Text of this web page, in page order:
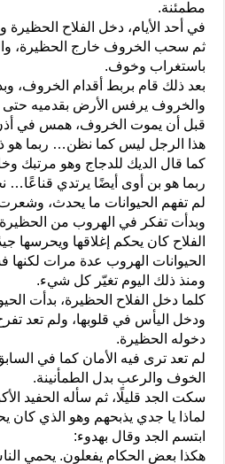
مطمئنة.
في أحد الأيام، دخل الفلاح
ثم سحب الخروف خارج الحظيرة،
باستغراب وخوف.
بعد ذلك قام بربط أقدام الخروف،
والخروف يرفس الأرض بقدميه حتى
قبل أن يموت الخروف، همس في
هذا الرجل ليس كما نظن… ربما هو
كما قال الديك للدجاج وهو مرتبك
ربما هو بن أوى أيضًا يرتدي قناعًا…
لم تفهم الحيوانات ما يحدث،
وبدأت تفكر في الهروب من
الفلاح كان يحكم إغلاقها ويحرسها
الحيوانات الهروب عدة مرات
ومنذ ذلك اليوم تغيّر كل شيء.
كلما دخل الفلاح الحظيرة، بدأت
ودخل اليأس في قلوبها، ولم تعد
دخوله الحظيرة.
لم تعد ترى فيه الأمان كما في
الخوف والرعب بدل الطمأنينة.
سكت الجد قليلًا، ثم سأله الحفيد
لماذا يا جدي يذبحهم وهو الذي كان
ابتسم الجد وقال بهدوء:
هكذا بعض الحكام يفعلون. يحمي